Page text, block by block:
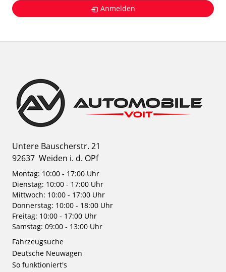
Anmelden
Untere Bauscherstr. 21
92637 Weiden i. d. OPf
Montag: 10:00 - 17:00 Uhr
Dienstag: 10:00 - 17:00 Uhr
Mittwoch: 10:00 - 17:00 Uhr
Donnerstag: 10:00 - 18:00 Uhr
Freitag: 10:00 - 17:00 Uhr
Samstag: 09:00 - 13:00 Uhr
Fahrzeugsuche
Deutsche Neuwagen
So funktioniert's